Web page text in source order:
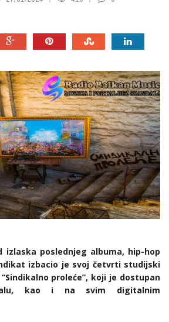
izlaska poslednjeg albuma, hip-hop
izbacio je svoj četvrti studijski
proleće”, koji je dostupan
kao i na svim digitalnim